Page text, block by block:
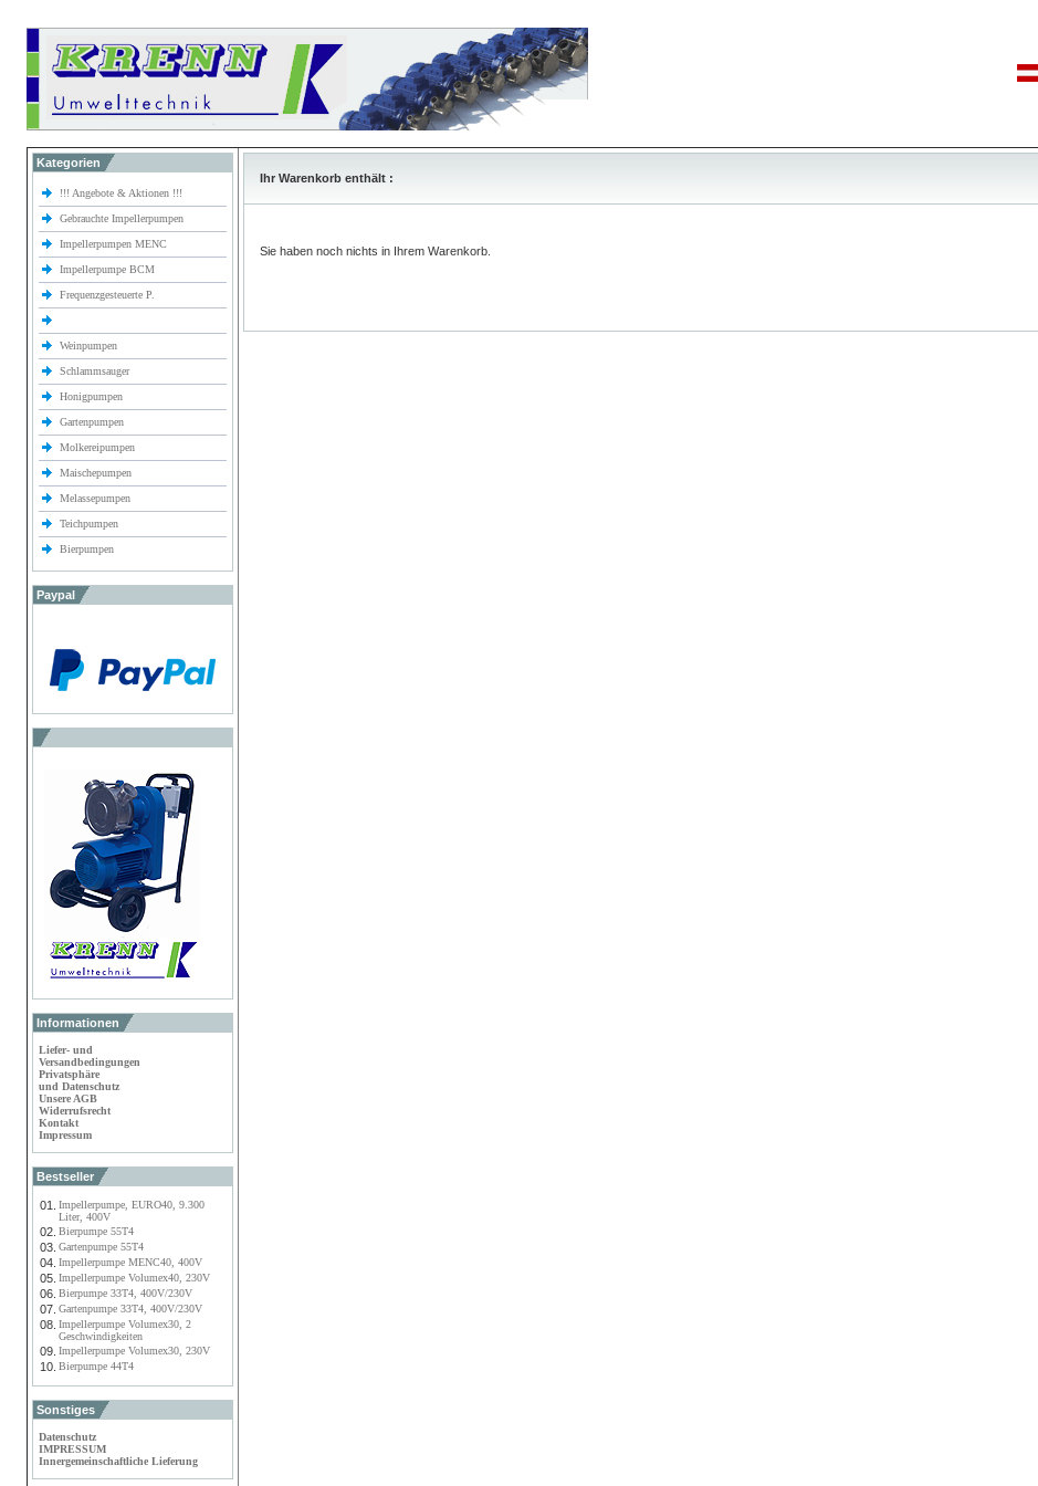
Kategorien
!!! Angebote & Aktionen !!!
Gebrauchte Impellerpumpen
Impellerpumpen MENC
Impellerpumpe BCM
Frequenzgesteuerte P.
Weinpumpen
Schlammsauger
Honigpumpen
Gartenpumpen
Molkereipumpen
Maischepumpen
Melassepumpen
Teichpumpen
Bierpumpen
Paypal
Informationen
Liefer- und
Versandbedingungen
Privatsphäre
und Datenschutz
Unsere AGB
Widerrufsrecht
Kontakt
Impressum
Bestseller
01.
Impellerpumpe, EURO40, 9.300
Liter, 400V
02. Bierpumpe 55T4
03. Gartenpumpe 55T4
04. Impellerpumpe MENC40, 400V
05. Impellerpumpe Volumex40, 230V
06. Bierpumpe 33T4, 400V/230V
07. Gartenpumpe 33T4, 400V/230V
08. Impellerpumpe Volumex30, 2
Geschwindigkeiten
09. Impellerpumpe Volumex30, 230V
10. Bierpumpe 44T4
Sonstiges
Datenschutz
IMPRESSUM
Innergemeinschaftliche Lieferung
Ihr Warenkorb enthält :
Sie haben noch nichts in Ihrem Warenkorb.